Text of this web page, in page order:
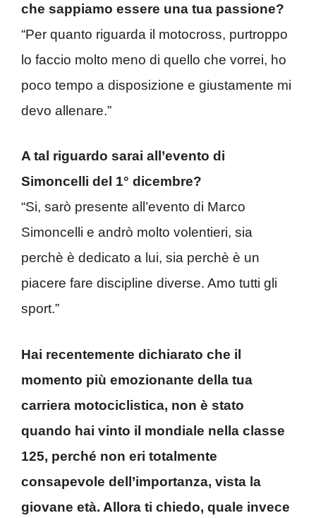
che sappiamo essere una tua passione?
“Per quanto riguarda il motocross, purtroppo
lo faccio molto meno di quello che vorrei, ho
poco tempo a disposizione e giustamente mi
devo allenare.”
A tal riguardo sarai all’evento di
Simoncelli del 1° dicembre?
“Si, sarò presente all’evento di Marco
Simoncelli e andrò molto volentieri, sia
perchè è dedicato a lui, sia perchè è un
piacere fare discipline diverse. Amo tutti gli
sport.”
Hai recentemente dichiarato che il
momento più emozionante della tua
carriera motociclistica, non è stato
quando hai vinto il mondiale nella classe
125, perché non eri totalmente
consapevole dell’importanza, vista la
giovane età. Allora ti chiedo, quale invece